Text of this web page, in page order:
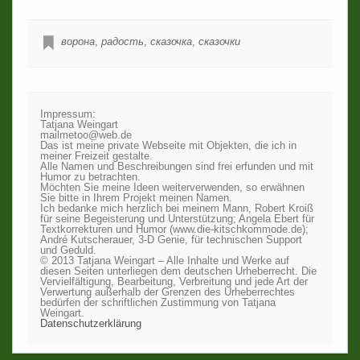
ворона, радость, сказочка, сказочки
Impressum:
Tatjana Weingart
mailmetoo@web.de
Das ist meine private Webseite mit Objekten, die ich in
meiner Freizeit gestalte.
Alle Namen und Beschreibungen sind frei erfunden und mit
Humor zu betrachten.
Möchten Sie meine Ideen weiterverwenden, so erwähnen
Sie bitte in Ihrem Projekt meinen Namen.
Ich bedanke mich herzlich bei meinem Mann, Robert Kroiß
für seine Begeisterung und Unterstützung; Angela Ebert für
Textkorrekturen und Humor (www.die-kitschkommode.de);
André Kutscherauer, 3-D Genie, für technischen Support
und Geduld.
© 2013 Tatjana Weingart – Alle Inhalte und Werke auf
diesen Seiten unterliegen dem deutschen Urheberrecht. Die
Vervielfältigung, Bearbeitung, Verbreitung und jede Art der
Verwertung außerhalb der Grenzen des Urheberrechtes
bedürfen der schriftlichen Zustimmung von Tatjana
Weingart.
Datenschutzerklärung